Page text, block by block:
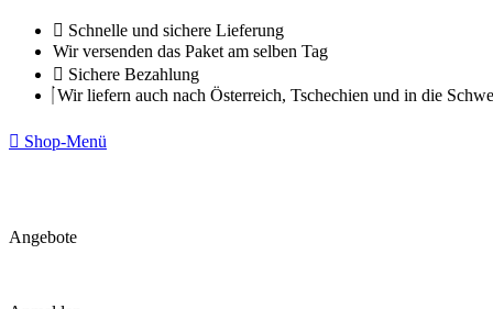
Zum
Inhalt
springen
Schnelle und sichere Lieferung
Wir versenden das Paket am selben Tag
Sichere Bezahlung
Wir liefern auch nach Österreich, Tschechien und in die
Shop-Menü
Angebote